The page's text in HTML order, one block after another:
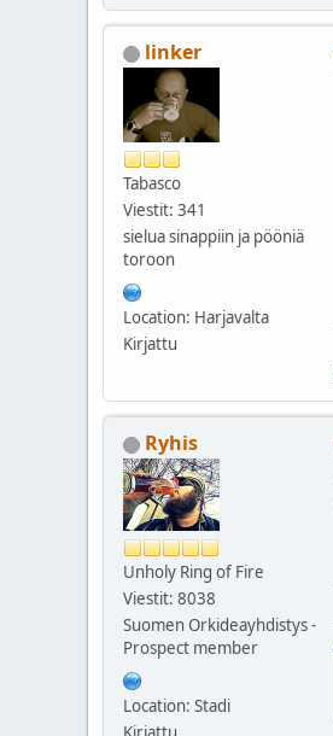
linker
Tabasco
Viestit: 341
sielua sinappiin ja pööniä
toroon
Location: Harjavalta
Kirjattu
Ryhis
Unholy Ring of Fire
Viestit: 8038
Suomen Orkideayhdistys -
Prospect member
Location: Stadi